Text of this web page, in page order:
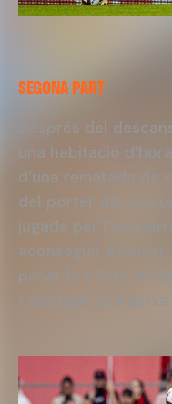
SEGONA PART
Després del
una habitació
d'una rematada de
del porter del
jugada per
aconseguir avançar-
posar la pilota al
cabotejar a la xarxa